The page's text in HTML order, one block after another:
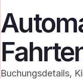
Buchungsdetails,